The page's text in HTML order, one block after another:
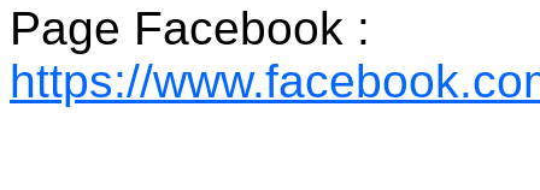
Page Facebook :
https://